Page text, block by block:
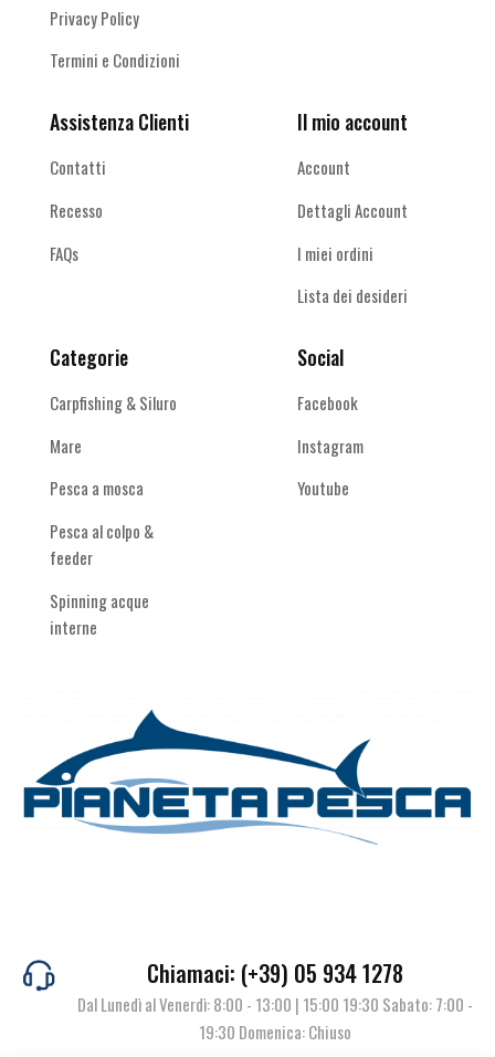
Privacy Policy
Termini e Condizioni
Assistenza Clienti
Contatti
Recesso
FAQs
Il mio account
Account
Dettagli Account
I miei ordini
Lista dei desideri
Categorie
Carpfishing & Siluro
Mare
Pesca a mosca
Pesca al colpo &
feeder
Spinning acque
interne
Social
Facebook
Instagram
Youtube
Chiamaci: (+39) 05 934 1278
Dal Lunedì al Venerdì: 8:00 - 13:00 | 15:00 19:30 Sabato: 7:00 -
19:30 Domenica: Chiuso